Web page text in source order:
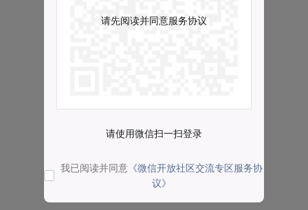
请先阅读并同意服务协议
请使用微信扫一扫登录
我已阅读并同意 《微信开放社区交流专区服务协
议》